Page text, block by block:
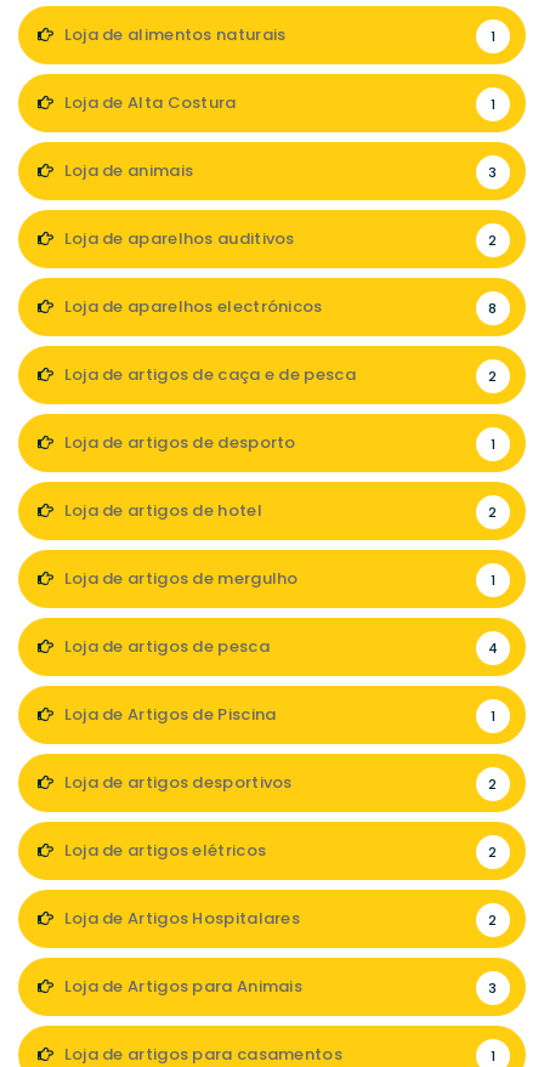
Loja de alimentos naturais 1
Loja de Alta Costura 1
Loja de animais 3
Loja de aparelhos auditivos 2
Loja de aparelhos electrónicos 8
Loja de artigos de caça e de pesca 2
Loja de artigos de desporto 1
Loja de artigos de hotel 2
Loja de artigos de mergulho 1
Loja de artigos de pesca 4
Loja de Artigos de Piscina 1
Loja de artigos desportivos 2
Loja de artigos elétricos 2
Loja de Artigos Hospitalares 2
Loja de Artigos para Animais 3
Loja de artigos para casamentos 1